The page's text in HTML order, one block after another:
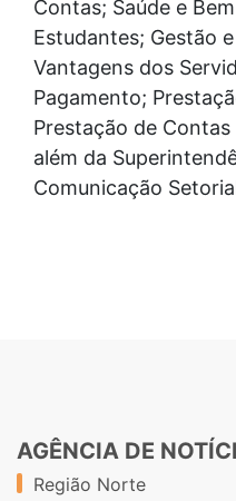
Contas; Saúde e
Estudantes; Gestão
Vantagens dos
Pagamento;
Prestação de
além da
Comunicação
AGÊNCIA DE
Região Norte